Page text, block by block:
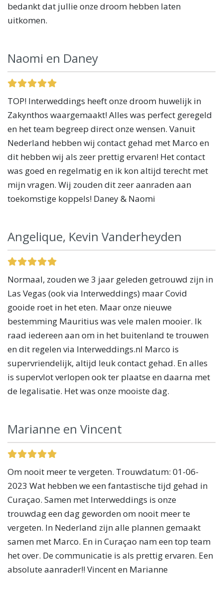
bedankt dat jullie onze droom hebben laten
uitkomen.
Naomi en Daney
TOP! Interweddings heeft onze droom huwelijk in
Zakynthos waargemaakt! Alles was perfect geregeld
en het team begreep direct onze wensen. Vanuit
Nederland hebben wij contact gehad met Marco en
dit hebben wij als zeer prettig ervaren! Het contact
was goed en regelmatig en ik kon altijd terecht met
mijn vragen. Wij zouden dit zeer aanraden aan
toekomstige koppels! Daney & Naomi
Angelique, Kevin Vanderheyden
Normaal, zouden we 3 jaar geleden getrouwd zijn in
Las Vegas (ook via Interweddings) maar Covid
gooide roet in het eten. Maar onze nieuwe
bestemming Mauritius was vele malen mooier. Ik
raad iedereen aan om in het buitenland te trouwen
en dit regelen via Interweddings.nl Marco is
supervriendelijk, altijd leuk contact gehad. En alles
is supervlot verlopen ook ter plaatse en daarna met
de legalisatie. Het was onze mooiste dag.
Marianne en Vincent
Om nooit meer te vergeten. Trouwdatum: 01-06-
2023 Wat hebben we een fantastische tijd gehad in
Curaçao. Samen met Interweddings is onze
trouwdag een dag geworden om nooit meer te
vergeten. In Nederland zijn alle plannen gemaakt
samen met Marco. En in Curaçao nam een top team
het over. De communicatie is als prettig ervaren. Een
absolute aanrader!! Vincent en Marianne